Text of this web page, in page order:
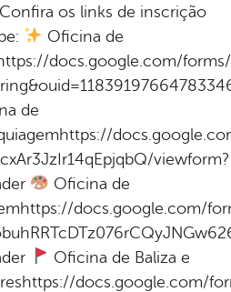
os links de inscrição
Oficina de
docs.google.com/
de
viewform?
Oficina de
docs.google.com/
Oficina de Baliza e
docs.google.com/